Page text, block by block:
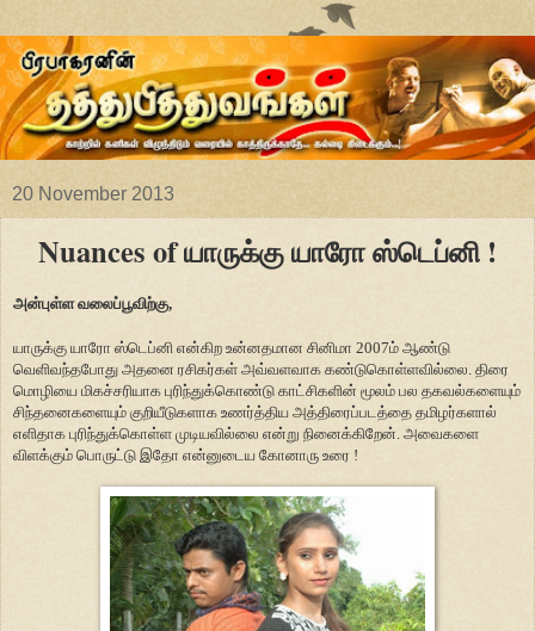
20 November 2013
Nuances of யாருக்கு யாரோ ஸ்டெப்னி !
அன்புள்ள வலைப்பூவிற்கு,
யாருக்கு யாரோ ஸ்டெப்னி என்கிற உன்னதமான சினிமா 2007ம் ஆண்டு
வெளிவந்தபோது அதனை ரசிகர்கள் அவ்வளவாக கண்டுகொள்ளவில்லை. திரை
மொழியை மிகச்சரியாக புரிந்துக்கொண்டு காட்சிகளின் மூலம் பல தகவல்களையும்
சிந்தனைகளையும் குறியீடுகளாக உணர்த்திய அத்திரைப்படத்தை தமிழர்களால்
எளிதாக புரிந்துக்கொள்ள முடியவில்லை என்று நினைக்கிறேன். அவைகளை
விளக்கும் பொருட்டு இதோ என்னுடைய கோனாரு உரை !